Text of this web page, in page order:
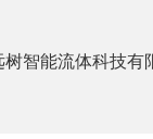
智能流体科技